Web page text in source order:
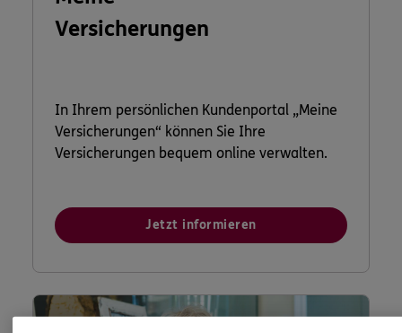
Versicherungen
In Ihrem persönlichen Kundenportal „Meine
Versicherungen“ können Sie Ihre
Versicherungen bequem online verwalten.
Jetzt informieren